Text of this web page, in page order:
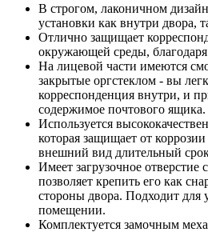
В строгом, лаконичном
установки как внутри двора,
Отлично защищает
окружающей среды, благодаря
На лицевой части имеются
закрытые оргстеклом - вы
корреспонденция внутри, и
содержимое почтового ящика.
Используется
которая защищает от
внешний вид длительный
Имеет загрузочное отверстие
позволяет крепить его как
стороны двора. Подходит для
помещении.
Комплектуется замочным